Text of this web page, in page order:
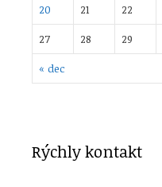
« dec
20
21 22
27
28 29
Rýchly kontakt